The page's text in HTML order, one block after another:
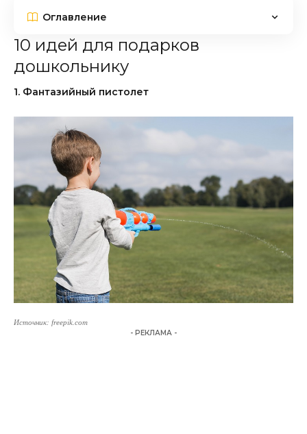
Оглавление
10 идей для подарков
дошкольнику
1. Фантазийный пистолет
Источник: freepik.com
- РЕКЛАМА -